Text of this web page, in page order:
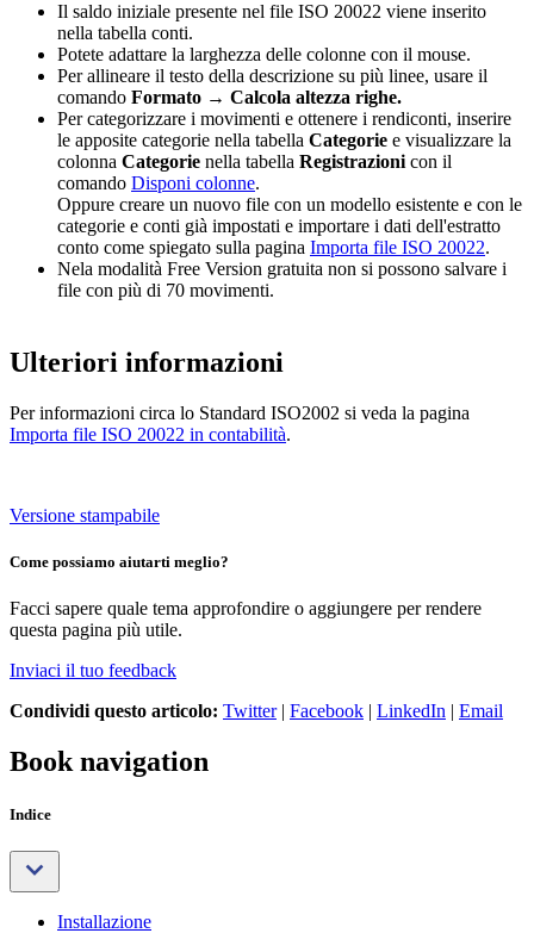
Il saldo iniziale presente nel file ISO 20022 viene inserito
nella tabella conti.
Potete adattare la larghezza delle colonne con il mouse.
Per allineare il testo della descrizione su più linee, usare il
comando Formato → Calcola altezza righe.
Per categorizzare i movimenti e ottenere i rendiconti, inserire
le apposite categorie nella tabella Categorie e visualizzare la
colonna Categorie nella tabella Registrazioni con il
comando Disponi colonne.
Oppure creare un nuovo file con un modello esistente e con le
categorie e conti già impostati e importare i dati dell'estratto
conto come spiegato sulla pagina Importa file ISO 20022.
Nela modalità Free Version gratuita non si possono salvare i
file con più di 70 movimenti.
Ulteriori informazioni
Per informazioni circa lo Standard ISO2002 si veda la pagina
Importa file ISO 20022 in contabilità.
Versione stampabile
Come possiamo aiutarti meglio?
Facci sapere quale tema approfondire o aggiungere per rendere
questa pagina più utile.
Inviaci il tuo feedback
Condividi questo articolo: Twitter| Facebook LinkedIn Email
Book navigation
Indice
Installazione